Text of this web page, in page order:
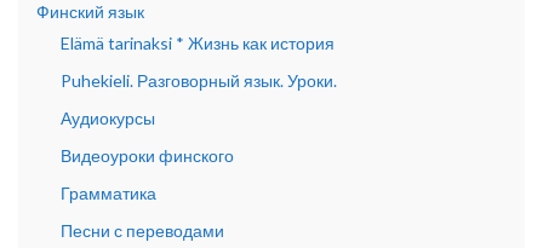
Финский язык
Elämä tarinaksi * Жизнь как история
Puhekieli. Разговорный язык. Уроки.
Аудиокурсы
Видеоуроки финского
Грамматика
Песни с переводами